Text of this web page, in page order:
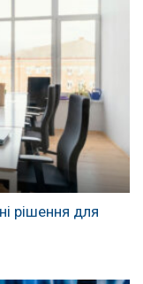
рішення для